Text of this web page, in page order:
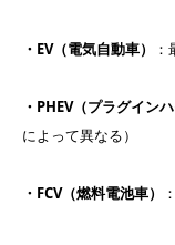
・EV（電気自動車）
・PHEV（プラグイン
によって異なる）
・FCV（燃料電池車）